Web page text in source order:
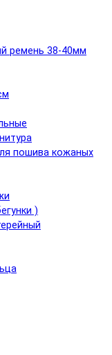
ремень 38-40мм
пошива кожаных
)